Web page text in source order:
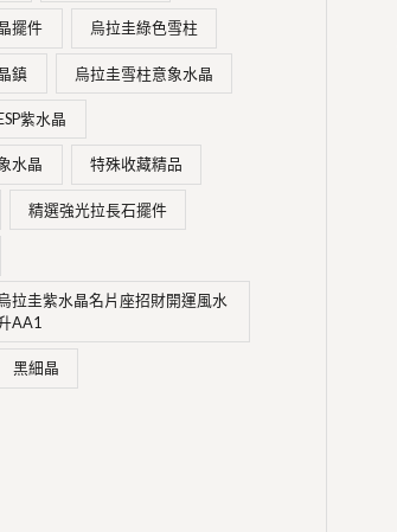
擺件 烏拉圭綠色雪柱
鎮 烏拉圭雪柱意象水晶
紫水晶
水晶 特殊收藏精品
精選強光拉長石擺件
拉圭紫水晶名片座招財開運風水
AA1
黑細晶